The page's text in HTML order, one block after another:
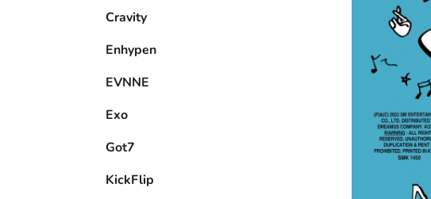
Cravity
Enhypen
EVNNE
Exo
Got7
KickFlip